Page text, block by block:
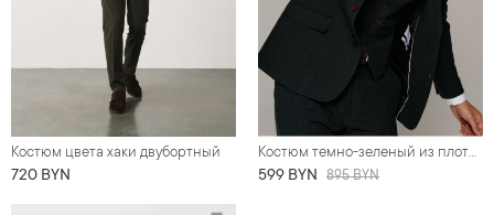
Костюм цвета хаки двубортный
720 BYN
Костюм темно-зеленый из плотной шерстяной ткани
599 BYN 895 BYN